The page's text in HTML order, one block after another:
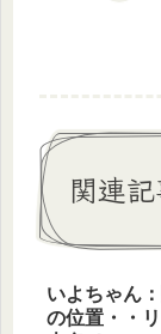
関連
いよちゃん
の位置・・